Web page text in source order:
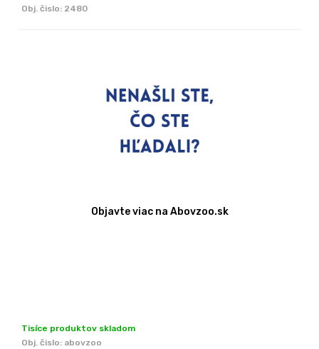
Obj. čislo: 2480
Objavte viac na Abovzoo.sk
Tisíce produktov skladom
Obj. čislo: abovzoo